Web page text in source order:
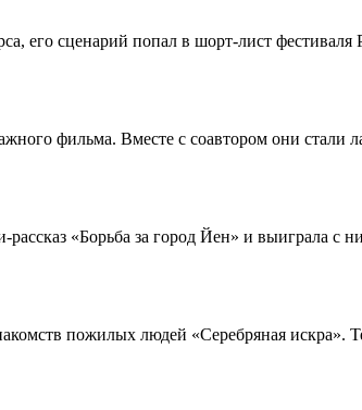
его сценарий попал в шорт-лист
фильма. Вместе с соавтором они стали
«Борьба за город Йен» и выиграла с
пожилых людей «Серебряная искра».